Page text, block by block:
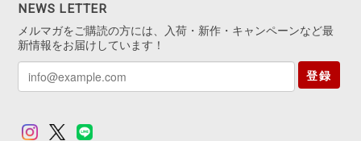
添えられますように。 またいつでも気
軽にお立ち寄りくださいね。
NEWS LETTER
メルマガをご購読の方には、入荷・新作・キャンペーンなど最
新情報をお届けしています！
登録